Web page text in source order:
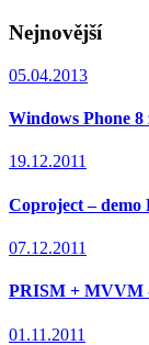
Nejnovější
05.04.2013
Windows Phone
19.12.2011
Coproject –
07.12.2011
PRISM + MVVM
01.11.2011